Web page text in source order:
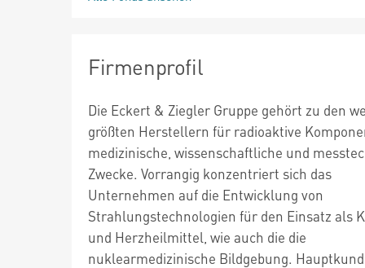
Firmenprofil
Die Eckert & Ziegler Gruppe gehört zu den
größten Herstellern für radioaktive
medizinische, wissenschaftliche und
Zwecke. Vorrangig konzentriert sich das
Unternehmen auf die Entwicklung von
Strahlungstechnologien für den Einsatz als
und Herzheilmittel, wie auch die die
nuklearmedizinische Bildgebung.